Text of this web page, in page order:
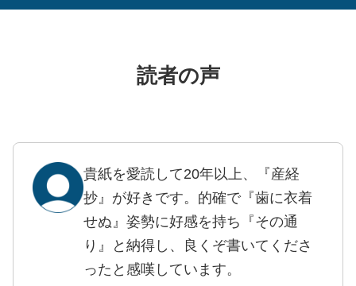
読者の声
貴紙を愛読して20年以上、『産経
抄』が好きです。的確で『歯に衣着
せぬ』姿勢に好感を持ち『その通
り』と納得し、良くぞ書いてくださ
ったと感嘆しています。